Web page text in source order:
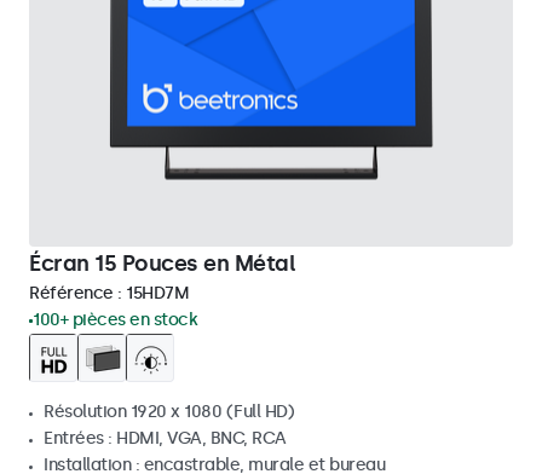
Écran 15 Pouces en Métal
Référence : 15HD7M
100+ pièces en stock
Résolution 1920 x 1080 (Full HD)
Entrées : HDMI, VGA, BNC, RCA
Installation : encastrable, murale et bureau